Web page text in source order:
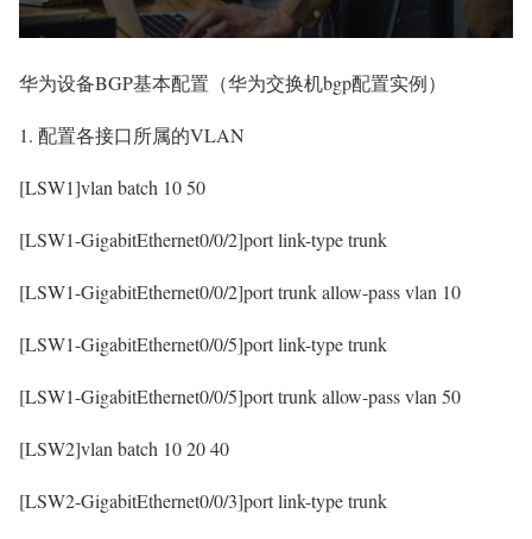
华为设备BGP基本配置（华为交换机bgp配置实例）
1. 配置各接口所属的VLAN
[LSW1]vlan batch 10 50
[LSW1-GigabitEthernet0/0/2]port link-type trunk
[LSW1-GigabitEthernet0/0/2]port trunk allow-pass vlan 10
[LSW1-GigabitEthernet0/0/5]port link-type trunk
[LSW1-GigabitEthernet0/0/5]port trunk allow-pass vlan 50
[LSW2]vlan batch 10 20 40
[LSW2-GigabitEthernet0/0/3]port link-type trunk